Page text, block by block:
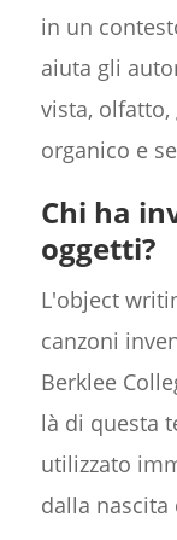
in un
aiuta gli
vista, olfatto,
organico e
Chi ha
oggetti?
L'object
canzoni
Berklee
là di questa
utilizzato
dalla